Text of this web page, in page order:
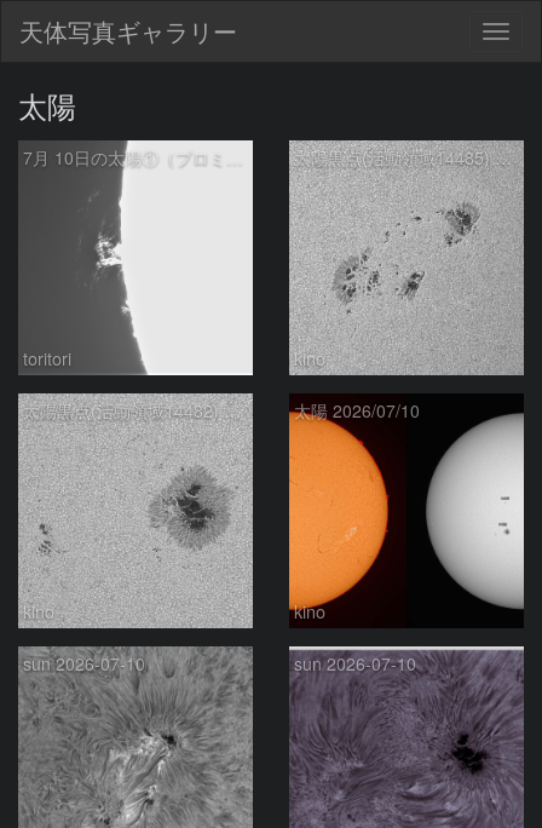
天体写真ギャラリー
太陽
toritori
太陽黒点(活動領域14485) 2026/07/10
kino
太陽黒点(活動領域14482) 2026/07/10
kino
太陽 2026/07/10
kino
sun 2026-07-10 sun 2026-07-10